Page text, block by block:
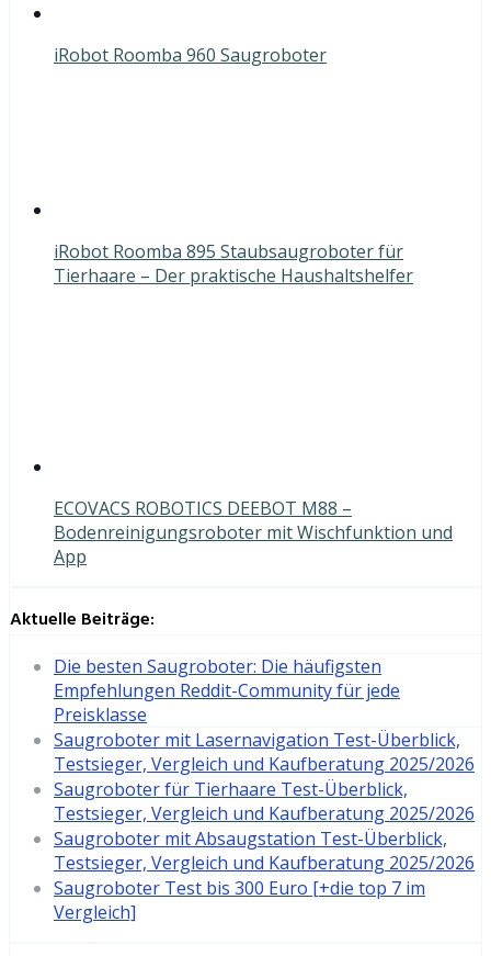
iRobot Roomba 960 Saugroboter
iRobot Roomba 895 Staubsaugroboter für
Tierhaare – Der praktische Haushaltshelfer
ECOVACS ROBOTICS DEEBOT M88 –
Bodenreinigungsroboter mit Wischfunktion und
App
Aktuelle Beiträge:
Die besten Saugroboter: Die häufigsten
Empfehlungen Reddit-Community für jede
Preisklasse
Saugroboter mit Lasernavigation Test-Überblick,
Testsieger, Vergleich und Kaufberatung 2025/2026
Saugroboter für Tierhaare Test-Überblick,
Testsieger, Vergleich und Kaufberatung 2025/2026
Saugroboter mit Absaugstation Test-Überblick,
Testsieger, Vergleich und Kaufberatung 2025/2026
Saugroboter Test bis 300 Euro [+die top 7 im
Vergleich]